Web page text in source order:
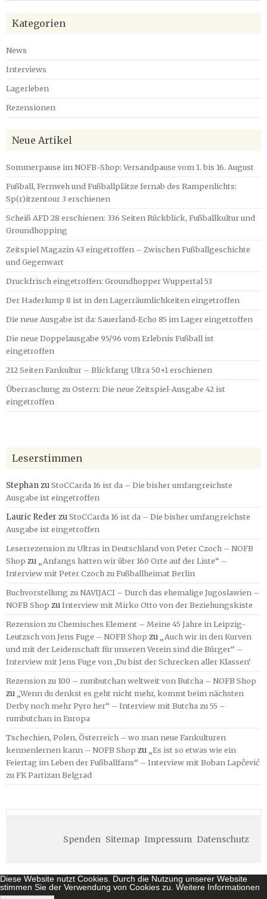
Kategorien
News
Interviews
Lagerleben
Rezensionen
Neue Artikel
Sommerpause im NOFB-Shop: Versandpause vom 1. bis 16. August
Fußball, Fernweh und Fußballplätze fernab des Rampenlichts:
Sp(r)itzentour 3 erschienen
Scheiß AFD 28 erschienen: 336 Seiten Rückblick, Fußballkultur und
Groundhopping
Zeitspiel Magazin 43 eingetroffen – Zwischen Fußballgeschichte
und Gegenwart
Druckfrisch eingetroffen: Groundhopper Wuppertal 53
Der Haderlump 8 ist in den Lagerräumlichkeiten eingetroffen
Die neue Ausgabe ist da: Sauerland-Echo 85 im Lager eingetroffen
Die neue Doppelausgabe 95/96 vom Erlebnis Fußball ist
eingetroffen
212 Seiten Fankultur – Blickfang Ultra 50+1 erschienen
Überraschung zu Ostern: Die neue Zeitspiel-Ausgabe 42 ist
eingetroffen
Leserstimmen
StephanzuStoCCarda 16 ist da – Die bisher umfangreichste
Ausgabe ist eingetroffen
Lauric Reder zuStoCCarda 16 ist da – Die bisher umfangreichste
Ausgabe ist eingetroffen
Leserrezension zu Ultras in Deutschland von Peter Czoch – NOFB
Shop zu
„Anfangs hatten wir über 160 Orte auf der Liste“ –
Interview mit Peter Czoch zu Fußballheimat Berlin
Buchvorstellung zu NAVIJACI – Durch das ehemalige Jugoslawien –
NOFB Shop zuInterview mit Mirko Otto von der Beziehungskiste
Rezension zu Chemisches Element – Meine 45 Jahre in Leipzig-
Leutzsch von Jens Fuge – NOFB Shop zu
„Auch wir in den Kurven
und mit der Leidenschaft für unseren Verein sind die Bürger“ –
Interview mit Jens Fuge von ‚Du bist der Schrecken aller Klassen‘
Rezension zu 100 – rumbutchan weltweit von Butcha – NOFB Shop
zu „Wenn du denkst es geht nicht mehr, kommt beim nächsten
Derby noch mehr Pyro her“ – Interview mit Butcha zu 55 –
rumbutchan in Europa
Tschechien, Polen, Österreich – wo man neue Fankulturen
kennenlernen kann – NOFB Shop zu
„Es ist so etwas wie ein
Feiertag im Leben der Fußballfans“ – Interview mit Boban Lapčević
zu FK Partizan Belgrad
Spenden Sitemap Impressum Datenschutz
Diese Website nutzt Cookies. Durch die Nutzung unserer Website
stimmen Sie der Verwendung von Cookies zu. Weitere Informationen